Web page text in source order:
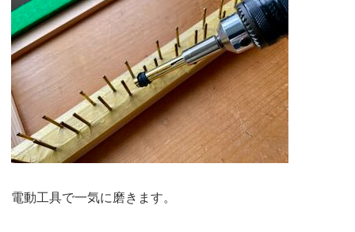
電動工具で一気に磨きます。